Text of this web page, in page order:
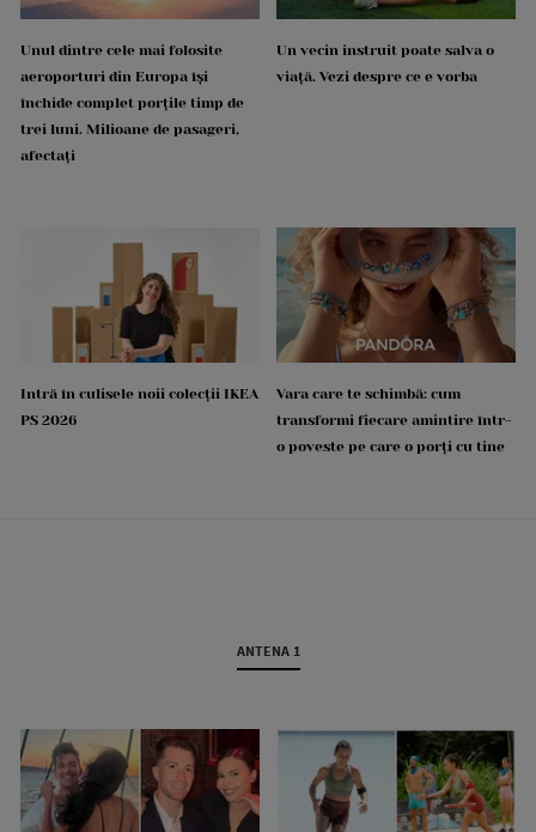
Unul dintre cele mai folosite
aeroporturi din Europa își
închide complet porțile timp de
trei luni. Milioane de pasageri,
afectați
Un vecin instruit poate salva o
viață. Vezi despre ce e vorba
Intră în culisele noii colecții IKEA
PS 2026
Vara care te schimbă: cum
transformi fiecare amintire într-
o poveste pe care o porți cu tine
ANTENA 1